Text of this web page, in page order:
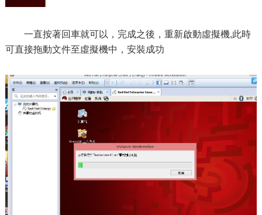
一直按著回車就可以，完成之後，重新啟動虛擬機,此時
可直接拖動文件至虛擬機中，安裝成功